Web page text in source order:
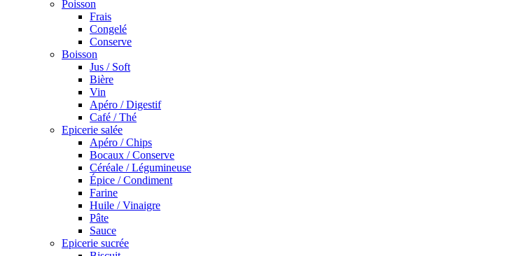
Poisson
Frais
Congelé
Conserve
Boisson
Jus / Soft
Bière
Vin
Apéro / Digestif
Café / Thé
Epicerie salée
Apéro / Chips
Bocaux / Conserve
Céréale / Légumineuse
Épice / Condiment
Farine
Huile / Vinaigre
Pâte
Sauce
Epicerie sucrée